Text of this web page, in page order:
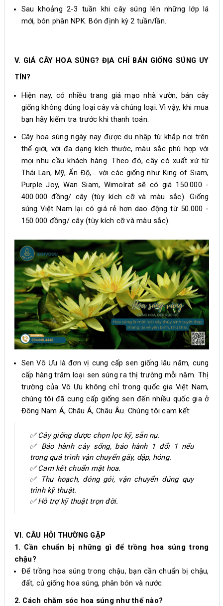
Sau khoảng 2-3 tuần khi cây súng lên những lớp lá
mới, bón phân NPK. Bón định kỳ 2 tuần/lần.
V. GIÁ CÂY HOA SÚNG? ĐỊA CHỈ BÁN GIỐNG SÚNG UY
TÍN?
Hiện nay, có nhiều trang giả mạo nhà vườn, bán cây
giống không đúng loại cây và chủng loại. Vì vậy, khi mua
bạn hãy kiểm tra trước khi thanh toán.
Cây hoa súng ngày nay được du nhập từ khắp nơi trên
thế giới, với đa dạng kích thước, màu sắc phù hợp với
mọi nhu cầu khách hàng. Theo đó, cây có xuất xứ từ
Thái Lan, Mỹ, Ấn Độ,... với các giống như King of Siam,
Purple Joy, Wan Siam, Wimolrat sẽ có giá 150.000 -
400.000 đồng/ cây (tùy kích cỡ và màu sắc). Giống
súng Việt Nam lại có giá rẻ hơn dao động từ 50.000 -
150.000 đồng/ cây (tùy kích cỡ và màu sắc).
Sen Vô Ưu là đơn vị cung cấp sen giống lâu năm, cung
cấp hàng trăm loại sen súng ra thị trường mỗi năm. Thị
trường của Vô Ưu không chỉ trong quốc gia Việt Nam,
chúng tôi đã cung cấp giống sen đến nhiều quốc gia ở
Đông Nam Á, Châu Á, Châu Âu. Chúng tôi cam kết:
✅ Cây giống được chọn lọc kỹ, sẵn nụ.
✅ Bảo hành cây sống, bảo hành 1 đổi 1 nếu
trong quá trình vận chuyển gãy, dập, hỏng.
✅ Cam kết chuẩn mặt hoa.
✅ Thu hoạch, đóng gói, vận chuyển đúng quy
trình kỹ thuật.
✅ Hỗ trợ kỹ thuật trọn đời.
VI. CÂU HỎI THƯỜNG GẶP
1. Cần chuẩn bị những gì để trồng hoa súng trong
chậu?
Để trồng hoa súng trong chậu, bạn cần chuẩn bị chậu,
đất, củ giống hoa súng, phân bón và nước.
2. Cách chăm sóc hoa súng như thế nào?